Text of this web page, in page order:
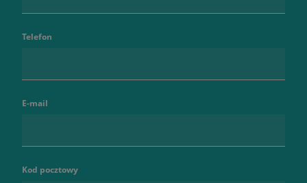
Telefon
E-mail
Kod pocztowy